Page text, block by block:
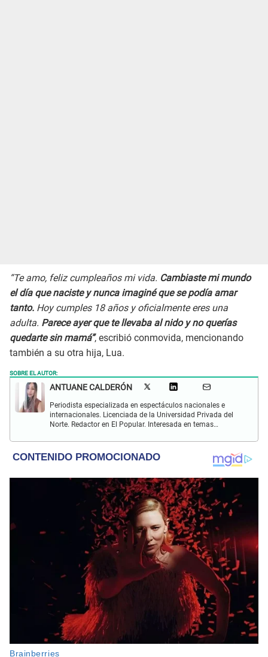
“Te amo, feliz cumpleaños mi vida. Cambiaste mi mundo
el día que naciste y nunca imaginé que se podía amar
tanto. Hoy cumples 18 años y oficialmente eres una
adulta. Parece ayer que te llevaba al nido y no querías
quedarte sin mamá”, escribió conmovida, mencionando
también a su otra hija, Lua.
SOBRE EL AUTOR:
ANTUANE CALDERÓN
Periodista especializada en espectáculos nacionales e
internacionales. Licenciada de la Universidad Privada del
Norte. Redactor en El Popular. Interesada en temas
y televisión.